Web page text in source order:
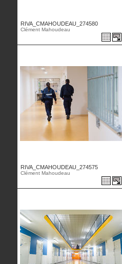
RIVA_CMAHOUDEAU_274580
Clément Mahoudeau
RIVA_CMAHOUDEAU_274575
Clément Mahoudeau